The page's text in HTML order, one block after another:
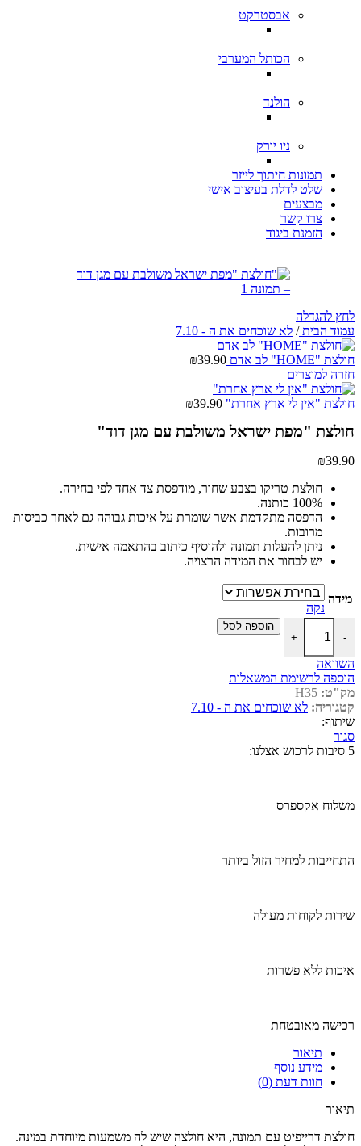
אבסטרקט
הכותל המערבי
הולנד
ניו יורק
תמונות חיתוך לייזר
שלט לדלת בעיצוב אישי
מבצעים
צרו קשר
הזמנת ביגוד
לחץ להגדלה
עמוד הבית/ לא שוכחים את ה - 7.10
חולצת "HOME" לב אדם ₪39.90
חזרה למוצרים
חולצת "אין לי ארץ אחרת" ₪39.90
חולצת "מפת ישראל משולבת עם מגן דוד"
₪39.90
חולצת טריקו בצבע שחור, מודפסת צד אחד לפי בחירה.
100% כותנה.
הדפסה מתקדמת אשר שומרת על איכות גבוהה גם לאחר כביסות
מרובות.
ניתן להעלות תמונה ולהוסיף כיתוב בהתאמה אישית.
יש לבחור את המידה הרצויה.
מידה
נקה
-
כמות של חולצת "מפת ישראל משולבת עם מגן דוד"
+
הוספה לסל
השוואה
הוספה לרשימת המשאלות
מק"ט: H35
קטגוריה: לא שוכחים את ה - 7.10
שיתוף:
סגור
5 סיבות לרכוש אצלנו:
משלוח אקספרס
התחייבות למחיר הזול ביותר
שירות לקוחות מעולה
איכות ללא פשרות
רכישה מאובטחת
תיאור
מידע נוסף
חוות דעת (0)
תיאור
חולצת דרייפיט עם תמונה, היא חולצה שיש לה משמעות מיוחדת במינה.